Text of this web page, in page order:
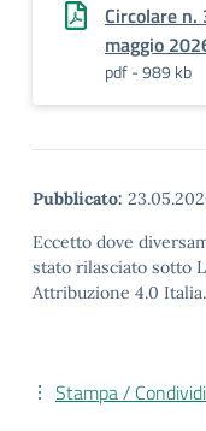
Circolare
maggio
pdf - 989 kb
Pubblicato:
Eccetto dove
stato rilasciato sotto
Attribuzione 4.0 Italia.
Stampa / Condividi